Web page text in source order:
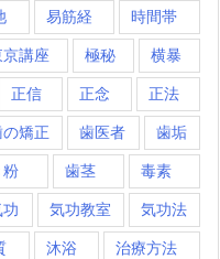
易筋経 時間帯
京講座 極秘 横暴
正信 正念 正法
の矯正 歯医者 歯垢
粉 歯茎 毒素
気功教室 気功法
沐浴 治療方法